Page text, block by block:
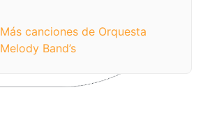
Más canciones de Orquesta
Melody Band’s